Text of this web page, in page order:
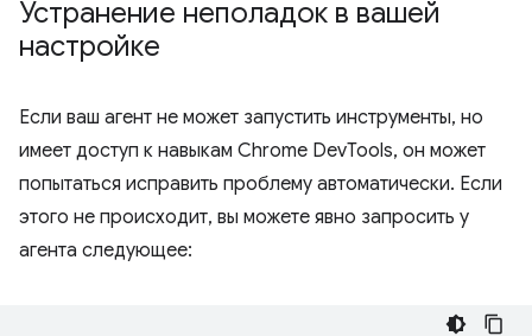
Устранение неполадок в вашей
настройке
Если ваш агент не может запустить инструменты, но
имеет доступ к навыкам Chrome DevTools, он может
попытаться исправить проблему автоматически. Если
этого не происходит, вы можете явно запросить у
агента следующее: